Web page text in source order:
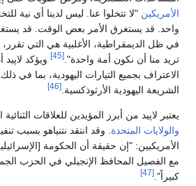
الأمريكين "لا تتخلوا عنا. ليس لدينا أي نية
واحد. قد يستغرق الأمر بعض الوقت. قد
في ظل الديمقراطية، الأغلبية هي التي تقرر،
تريد منا أن نكون أمة واحدة". [45]
ويؤكد
الاعتراف بجميع التيارات اليهودية، بما في ذلك
الشريعة اليهودية الأرثوذكسية. [46]
يعتبر لاپيد من أبرز المؤيدين للعلاقات الثنائية
والولايات المتحدة . وقد انتقد نتنياهو بسبب
الأمريكيين: "إن حقيقة أن الحكومة
مع الفصيل المحافظ الإنجيلي في الحزب
كبيراً". [47]